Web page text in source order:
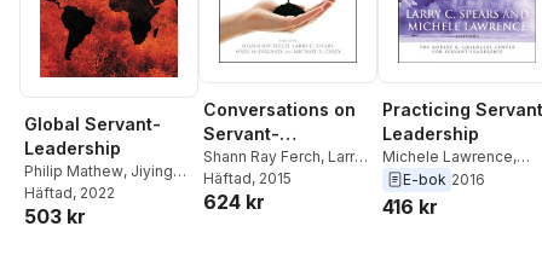
Global Servant-
Leadership
Philip Mathew, Jiying
Song,Shann Ray Ferch
Larry C. Spears
Häftad, 2022
503 kr
Conversations on
Servant-
Leadership
Shann Ray Ferch, Larry
C. Spears,Mary
McFarland
Häftad, 2015
624 kr
Practicing
Leadership
Michele Lawrence,
Larry C. Spears
E-bok 2016
416 kr